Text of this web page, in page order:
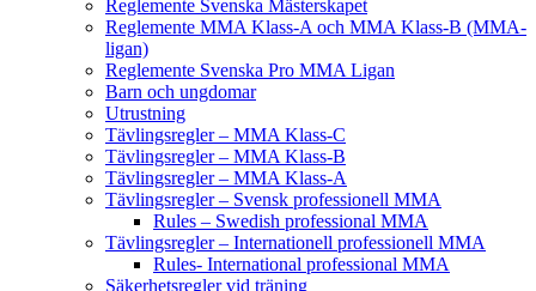
Reglemente Svenska Mästerskapet
Reglemente MMA Klass-A och MMA Klass-B (MMA-
ligan)
Reglemente Svenska Pro MMA Ligan
Barn och ungdomar
Utrustning
Tävlingsregler – MMA Klass-C
Tävlingsregler – MMA Klass-B
Tävlingsregler – MMA Klass-A
Tävlingsregler – Svensk professionell MMA
Rules – Swedish professional MMA
Tävlingsregler – Internationell professionell MMA
Rules- International professional MMA
Säkerhetsregler vid träning